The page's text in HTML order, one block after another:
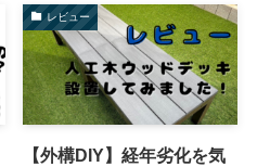
レビュー
【外構DIY】経年劣化を気